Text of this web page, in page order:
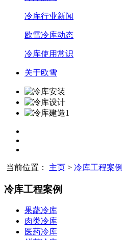
冷库行业新闻
欧雪冷库动态
冷库使用常识
关于欧雪
当前位置： 主页 > 冷库工程案例
冷库工程案例
果蔬冷库
肉类冷库
医药冷库